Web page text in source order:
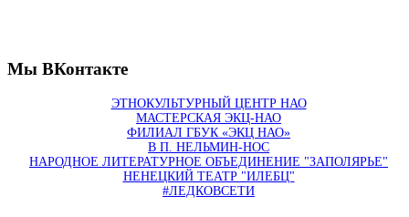
Мы ВКонтакте
ЭТНОКУЛЬТУРНЫЙ ЦЕНТР НАО
МАСТЕРСКАЯ ЭКЦ-НАО
ФИЛИАЛ ГБУК «ЭКЦ НАО»
В П. НЕЛЬМИН-НОС
НАРОДНОЕ ЛИТЕРАТУРНОЕ ОБЪЕДИНЕНИЕ "ЗАПОЛЯРЬЕ"
НЕНЕЦКИЙ ТЕАТР "ИЛЕБЦ"
#ЛЕДКОВСЕТИ